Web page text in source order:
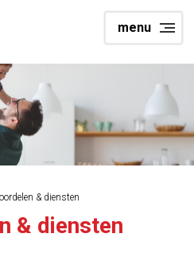
menu
& diensten
& diensten